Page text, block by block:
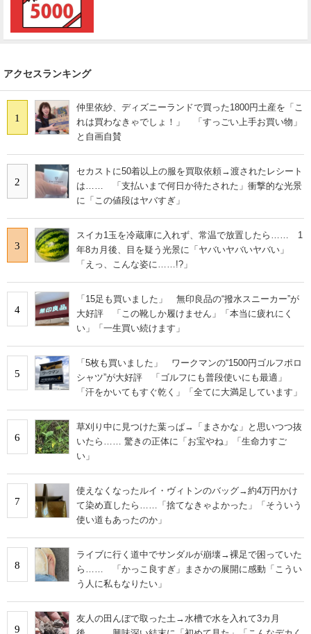
アクセスランキング
1
仲里依紗、ディズニーランドで買った1800円土産を「こ
れは買わなきゃでしょ！」 「すっごい上手お買い物」
と自画自賛
2
セカストに50着以上の服を買取依頼→渡されたレシート
は…… 「支払いまで何日か待たされた」衝撃的な光景
に「この値段はヤバすぎ」
3
スイカ1玉を冷蔵庫に入れず、常温で放置したら…… 1
年8カ月後、目を疑う光景に「ヤバいヤバいヤバい」
「えっ、こんな姿に……!?」
4
「15足も買いました」 無印良品の“撥水スニーカー”が
大好評 「この靴しか履けません」「本当に疲れにく
い」「一生買い続けます」
5
「5枚も買いました」 ワークマンの“1500円ゴルフポロ
シャツ”が大好評 「ゴルフにも普段使いにも最適」
「汗をかいてもすぐ乾く」「全てに大満足しています」
6
草刈り中に見つけた葉っぱ→「まさかな」と思いつつ抜
いたら…… 驚きの正体に「お宝やね」「生命力すご
い」
7
使えなくなったルイ・ヴィトンのバッグ→約4万円かけ
て染め直したら……「捨てなきゃよかった」「そういう
使い道もあったのか」
8
ライブに行く道中でサンダルが崩壊→裸足で困っていた
ら…… 「かっこ良すぎ」まさかの展開に感動「こうい
う人に私もなりたい」
9
友人の田んぼで取った土→水槽で水を入れて3カ月